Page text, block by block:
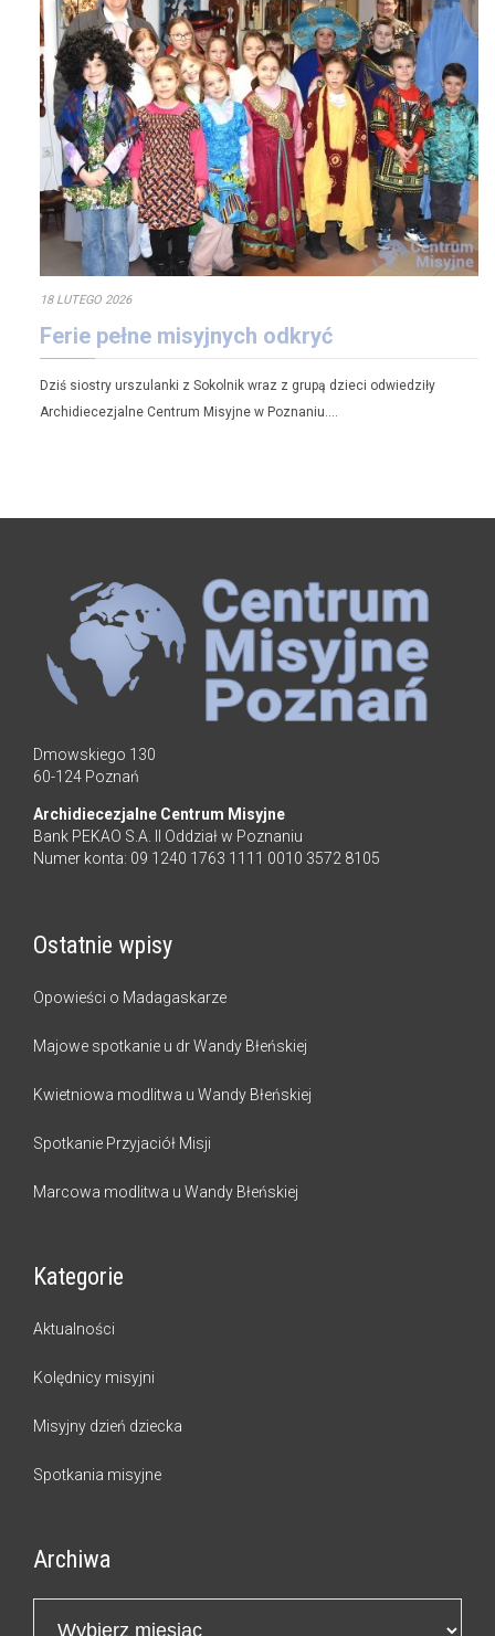
18 LUTEGO 2026
Ferie pełne misyjnych odkryć
Dziś siostry urszulanki z Sokolnik wraz z grupą dzieci odwiedziły
Archidiecezjalne Centrum Misyjne w Poznaniu….
Dmowskiego 130
60-124 Poznań
Archidiecezjalne Centrum Misyjne
Bank PEKAO S.A. II Oddział w Poznaniu
Numer konta: 09 1240 1763 1111 0010 3572 8105
Ostatnie wpisy
Opowieści o Madagaskarze
Majowe spotkanie u dr Wandy Błeńskiej
Kwietniowa modlitwa u Wandy Błeńskiej
Spotkanie Przyjaciół Misji
Marcowa modlitwa u Wandy Błeńskiej
Kategorie
Aktualności
Kolędnicy misyjni
Misyjny dzień dziecka
Spotkania misyjne
Archiwa